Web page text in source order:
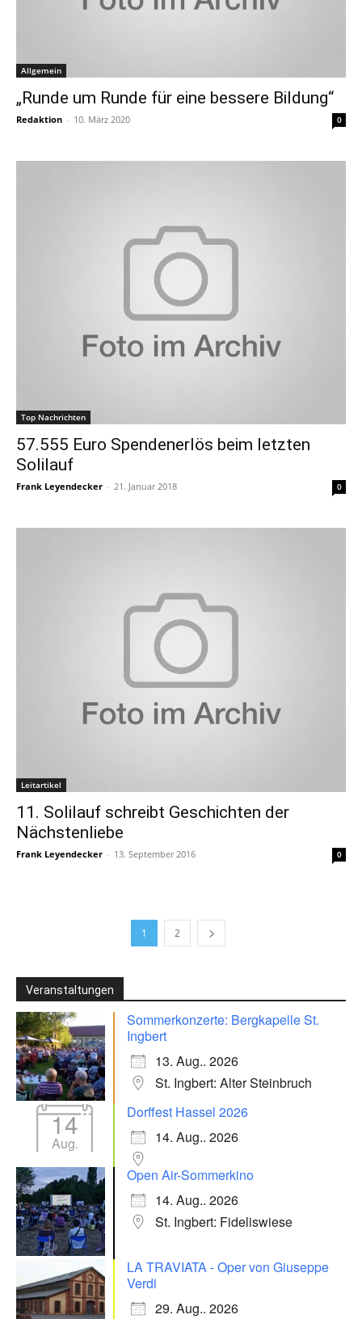
Allgemein
„Runde um Runde für eine bessere Bildung“
Redaktion - 10. März 2020 0
Top Nachrichten
57.555 Euro Spendenerlös beim letzten
Solilauf
Frank Leyendecker - 21. Januar 2018 0
Leitartikel
11. Solilauf schreibt Geschichten der
Nächstenliebe
Frank Leyendecker - 13. September 2016 0
1 2
Veranstaltungen
Sommerkonzerte: Bergkapelle St.
Ingbert
13. Aug.. 2026
St. Ingbert: Alter Steinbruch
14
Aug.
Dorffest Hassel 2026
14. Aug.. 2026
Open Air-Sommerkino
14. Aug.. 2026
St. Ingbert: Fideliswiese
LA TRAVIATA - Oper von Giuseppe
Verdi
29. Aug.. 2026